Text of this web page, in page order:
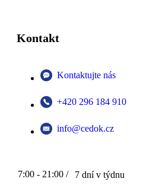
Kontakt
Kontaktujte nás
+420 296 184 910
info@cedok.cz
7:00 - 21:00 / 7 dní v týdnu